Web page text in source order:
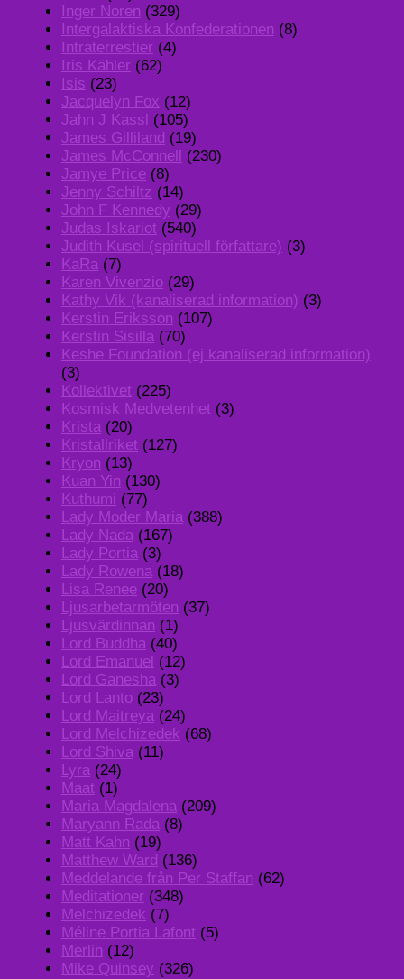
Inger Noren (329)
Intergalaktiska Konfederationen (8)
Intraterrestier (4)
Iris Kähler (62)
Isis (23)
Jacquelyn Fox (12)
Jahn J Kassl (105)
James Gilliland (19)
James McConnell
(230)
Jamye Price (8)
Jenny Schiltz (14)
John F Kennedy (29)
Judas Iskariot (540)
Judith Kusel (spirituell författare) (3)
KaRa (7)
Karen Vivenzio (29)
Kathy Vik (kanaliserad information) (3)
Kerstin Eriksson (107)
Kerstin Sisilla (70)
Keshe Foundation (ej kanaliserad information)
(3)
Kollektivet (225)
Kosmisk Medvetenhet (3)
Krista (20)
Kristallriket (127)
Kryon (13)
Kuan Yin (130)
Kuthumi (77)
Lady Moder Maria (388)
Lady Nada (167)
Lady Portia (3)
Lady Rowena (18)
Lisa Renee (20)
Ljusarbetarmöten (37)
Ljusvärdinnan (1)
Lord Buddha (40)
Lord Emanuel (12)
Lord Ganesha (3)
Lord Lanto (23)
Lord Maitreya (24)
Lord Melchizedek (68)
Lord Shiva (11)
Lyra (24)
Maat (1)
Maria Magdalena (209)
Maryann Rada (8)
Matt Kahn (19)
Matthew Ward (136)
Meddelande från Per Staffan (62)
Meditationer (348)
Melchizedek (7)
Méline Portia Lafont (5)
Merlin (12)
Mike Quinsey (326)